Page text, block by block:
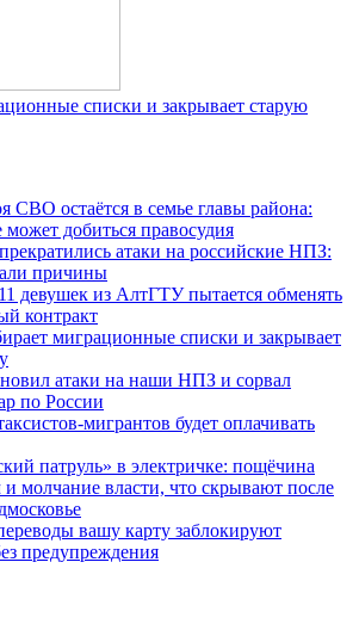
списки и закрывает старую
СВО остаётся в семье главы района:
добиться правосудия
атаки на российские НПЗ:
причины
девушек из АлтГТУ пытается обменять
контракт
миграционные списки и закрывает
атаки на наши НПЗ и сорвал
по России
мигрантов будет оплачивать
патруль» в электричке: пощёчина
и молчание власти, что скрывают после
вашу карту заблокируют
предупреждения